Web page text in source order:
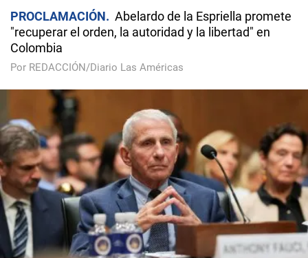
PROCLAMACIÓN
Abelardo de la Espriella promete
"recuperar el orden, la autoridad y la libertad" en
Colombia
Por REDACCIÓN/Diario Las Américas